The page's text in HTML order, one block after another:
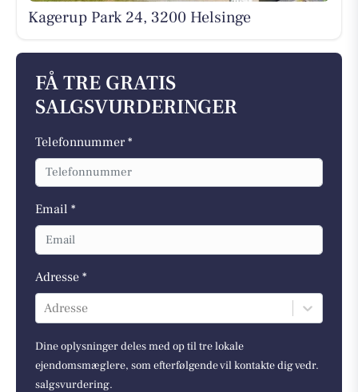
Kagerup Park 24, 3200 Helsinge
FÅ TRE GRATIS
SALGSVURDERINGER
Telefonnummer *
Email *
Adresse *
Adresse
Dine oplysninger deles med op til tre lokale
ejendomsmæglere, som efterfølgende vil kontakte dig vedr.
salgsvurdering.